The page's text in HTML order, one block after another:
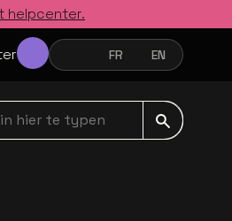
helpcenter.
NEDERLANDSFRANÇAIS
FR ENGLISH
EN
te typen navbar